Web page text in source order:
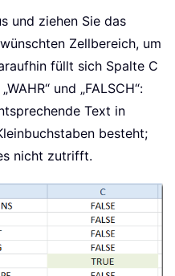
und ziehen Sie das
Zellbereich, um
füllt sich Spalte C
und „FALSCH“:
Text in
besteht;
nicht zutrifft.